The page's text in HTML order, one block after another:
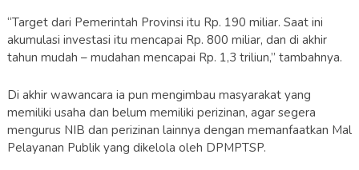
“Target dari Pemerintah Provinsi itu Rp. 190 miliar. Saat ini
akumulasi investasi itu mencapai Rp. 800 miliar, dan di akhir
tahun mudah – mudahan mencapai Rp. 1,3 triliun,” tambahnya.
Di akhir wawancara ia pun mengimbau masyarakat yang
memiliki usaha dan belum memiliki perizinan, agar segera
mengurus NIB dan perizinan lainnya dengan memanfaatkan Mal
Pelayanan Publik yang dikelola oleh DPMPTSP.